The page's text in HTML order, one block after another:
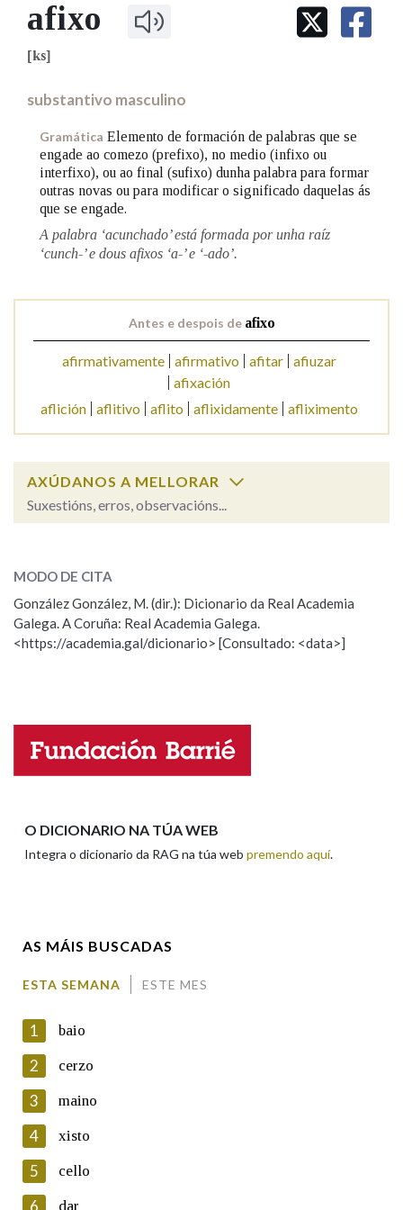
IDENTIDADE CORPORATIVA
MARCIAL DEL ADALID
FIGURAS HOMENAXEADAS
PORTAL DAS PALABRAS
Facebook
TwitterYoutubeInstagram
Bluesky
BUSCAR NOS LEMAS
Comeza por
Contén
Marcas gramaticais
Pertence a
afixo
[ks]
substantivo masculino
Gramática Elemento de formación de palabras que se
engade ao comezo (prefixo), no medio (infixo ou
interfixo), ou ao final (sufixo) dunha palabra para formar
outras novas ou para modificar o significado daquelas ás
que se engade.
A palabra ‘acunchado’ está formada por unha raíz
‘cunch-’ e dous afixos ‘a-’ e ‘-ado’.
Antes e despois de afixo
afirmativamente afirmativo afitar afiuzar
afixación
aflición aflitivo aflito aflixidamente afliximento
AXÚDANOS A MELLORAR
Suxestións, erros, observacións...
ESCOLLE UNHA OPCIÓN:
Observación Hai un erro na palabra
Propoño mellorar a definición
Nome
En cumprimento da normativa vixente en materia de
Protección de Datos de Carácter Persoal, a Real Academia
Galega informa a aqueles usuarios que faciliten o seu correo
electrónico, así como calquera outra información de carácter
persoal, que estes datos serán obxecto de tratamento
automatizado de carácter confidencial e incorporados aos seus
MODO DE CITA
González González, M. (dir.): Dicionario da Real Academia
Galega. A Coruña: Real Academia Galega.
<https://academia.gal/dicionario> [Consultado: <data>]
O DICIONARIO NA TÚA WEB
Integra o dicionario da RAG na túa web premendo aquí.
AS MÁIS BUSCADAS
ESTA SEMANA ESTE MES
1 baio
2 cerzo
3 maino
4 xisto
5 cello
6 dar